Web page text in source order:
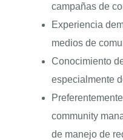
campañas de
Experiencia
medios de
Conocimiento
especialmente
community
de manejo de